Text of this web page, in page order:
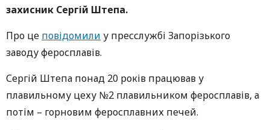
захисник Сергій Штепа.
Про це повідомили у пресслужбі Запорізького
заводу феросплавів.
Сергій Штепа понад 20 років працював у
плавильному цеху №2 плавильником феросплавів, а
потім – горновим феросплавних печей.